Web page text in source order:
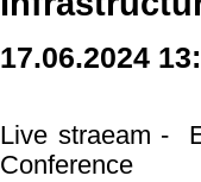
17.06.2024
Live straeam -
Conference